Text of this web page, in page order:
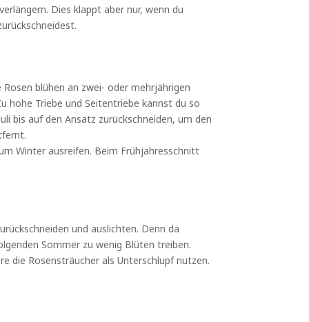
Dies klappt aber nur, wenn du
blühen an zwei- oder mehrjährigen
hohe Triebe und Seitentriebe kannst du so
bis auf den Ansatz zurückschneiden, um den
Winter ausreifen. Beim Frühjahresschnitt
und auslichten. Denn da
Sommer zu wenig Blüten treiben.
die Rosensträucher als Unterschlupf nutzen.